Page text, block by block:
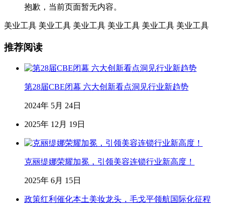
抱歉，当前页面暂无内容。
美业工具 美业工具 美业工具 美业工具 美业工具 美业工具
推荐阅读
第28届CBE闭幕 六大创新看点洞见行业新趋势
2024年 5月 24日
2025年 12月 19日
克丽缇娜荣耀加冕，引领美容连锁行业新高度！
2025年 6月 15日
政策红利催化本土美妆龙头，毛戈平领航国际化征程